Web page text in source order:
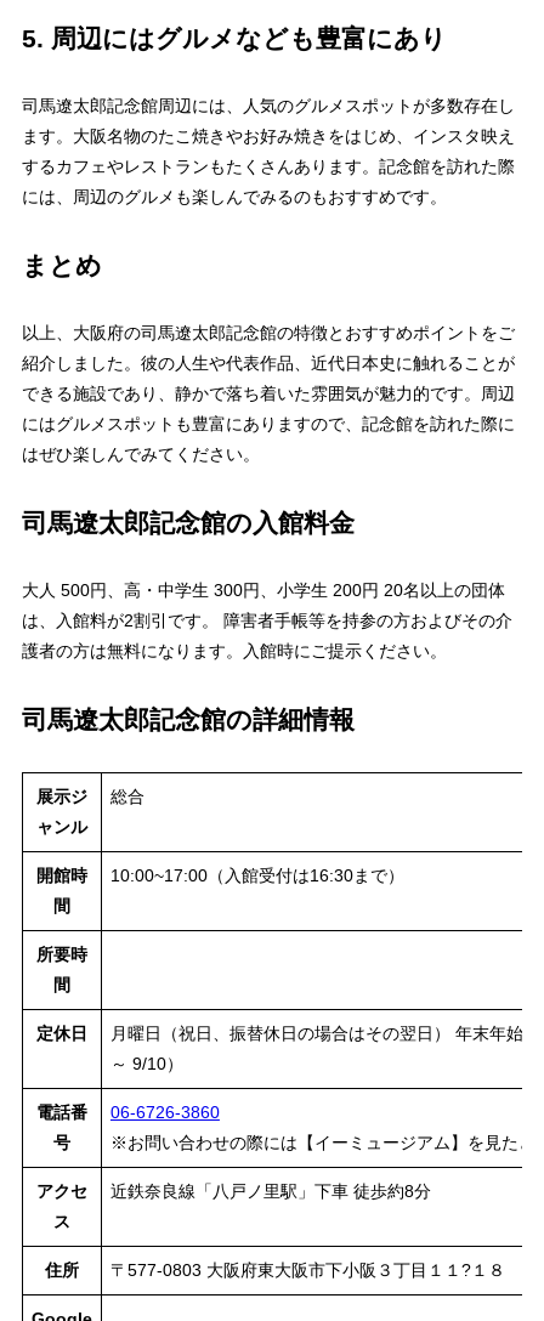
5. 周辺にはグルメなども豊富にあり
司馬遼太郎記念館周辺には、人気のグルメスポットが多数存在し
ます。大阪名物のたこ焼きやお好み焼きをはじめ、インスタ映え
するカフェやレストランもたくさんあります。記念館を訪れた際
には、周辺のグルメも楽しんでみるのもおすすめです。
まとめ
以上、大阪府の司馬遼太郎記念館の特徴とおすすめポイントをご
紹介しました。彼の人生や代表作品、近代日本史に触れることが
できる施設であり、静かで落ち着いた雰囲気が魅力的です。周辺
にはグルメスポットも豊富にありますので、記念館を訪れた際に
はぜひ楽しんでみてください。
司馬遼太郎記念館の入館料金
大人 500円、高・中学生 300円、小学生 200円 20名以上の団体
は、入館料が2割引です。 障害者手帳等を持参の方およびその介
護者の方は無料になります。入館時にご提示ください。
司馬遼太郎記念館の詳細情報
展示ジ
ャンル
総合
開館時
間
10:00~17:00（入館受付は16:30まで）
所要時
間
定休日
月曜日（祝日、振替休日の場合はその翌日） 年末年始
～ 9/10）
電話番
号
06-6726-3860
※お問い合わせの際には【イーミュージアム】を見たと
アクセ
ス
近鉄奈良線「八戸ノ里駅」下車 徒歩約8分
住所 〒577-0803 大阪府東大阪市下小阪３丁目１１?１８